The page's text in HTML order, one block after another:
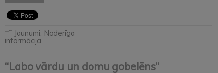
Jaunumi Noderīga
informācija
“Labo vārdu un domu gobelēns”